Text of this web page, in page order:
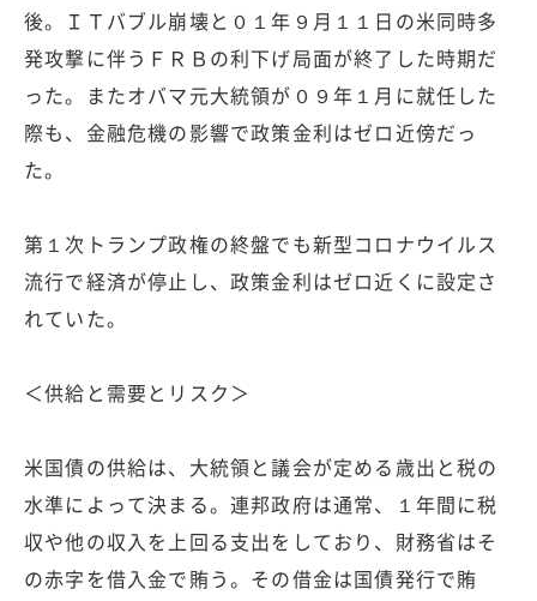
後。ＩＴバブル崩壊と０１年９月１１日の米同時多
発攻撃に伴うＦＲＢの利下げ局面が終了した時期だ
った。またオバマ元大統領が０９年１月に就任した
際も、金融危機の影響で政策金利はゼロ近傍だっ
た。
第１次トランプ政権の終盤でも新型コロナウイルス
流行で経済が停止し、政策金利はゼロ近くに設定さ
れていた。
＜供給と需要とリスク＞
米国債の供給は、大統領と議会が定める歳出と税の
水準によって決まる。連邦政府は通常、１年間に税
収や他の収入を上回る支出をしており、財務省はそ
の赤字を借入金で賄う。その借金は国債発行で賄